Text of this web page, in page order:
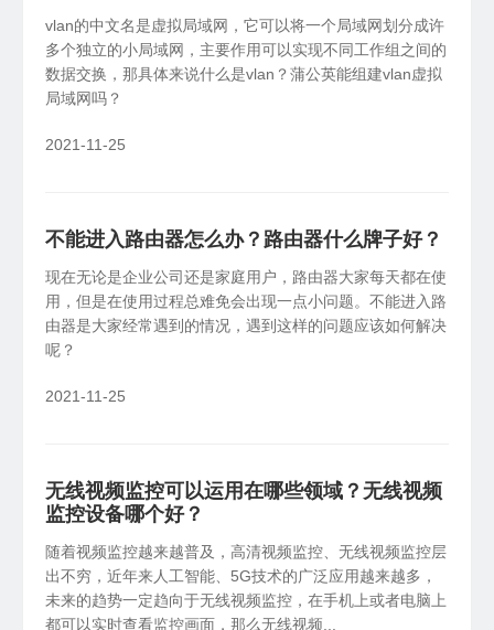
X1 私有云 NAS伴侣
智能盒子、旁路组网
SDK&API嵌入
轻量化开发，快捷集成嵌入
vlan的中文名是虚拟局域网，它可以将一个局域网划分成许
多个独立的小局域网，主要作用可以实现不同工作组之间的
数据交换，那具体来说什么是vlan？蒲公英能组建vlan虚拟
局域网吗？
2021-11-25
不能进入路由器怎么办？路由器什么牌子好？
现在无论是企业公司还是家庭用户，路由器大家每天都在使
用，但是在使用过程总难免会出现一点小问题。不能进入路
由器是大家经常遇到的情况，遇到这样的问题应该如何解决
呢？
2021-11-25
无线视频监控可以运用在哪些领域？无线视频
监控设备哪个好？
随着视频监控越来越普及，高清视频监控、无线视频监控层
出不穷，近年来人工智能、5G技术的广泛应用越来越多，
未来的趋势一定趋向于无线视频监控，在手机上或者电脑上
都可以实时查看监控画面，那么无线视频...